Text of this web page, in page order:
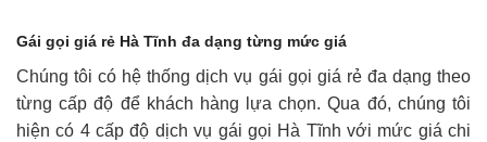
Gái gọi giá rẻ Hà Tĩnh đa dạng từng mức giá
Chúng tôi có hệ thống dịch vụ gái gọi giá rẻ đa dạng theo
từng cấp độ để khách hàng lựa chọn. Qua đó, chúng tôi
hiện có 4 cấp độ dịch vụ gái gọi Hà Tĩnh với mức giá chi